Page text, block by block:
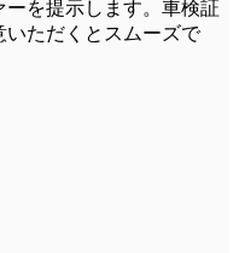
を提示します。車検証
いただくとスムーズで